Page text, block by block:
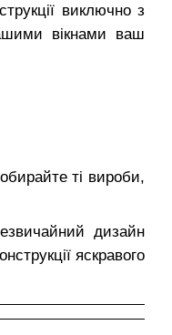
виключно з
вікнами ваш
ті вироби,
дизайн
яскравого